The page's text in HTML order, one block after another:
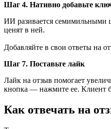
Шаг 4. Нативно добавьте
ИИ разивается семимильными
ценят в ней.
Добавляйте в свои ответы на
Шаг 7. Поставьте лайк
Лайк на отзыв помогает
кнопка — нажмите ее. Клиент
Как отвечать на